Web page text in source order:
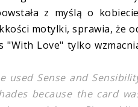
z myślą o
motylki, sprawia, że
"With Love" tylko
used Sense and
because the card